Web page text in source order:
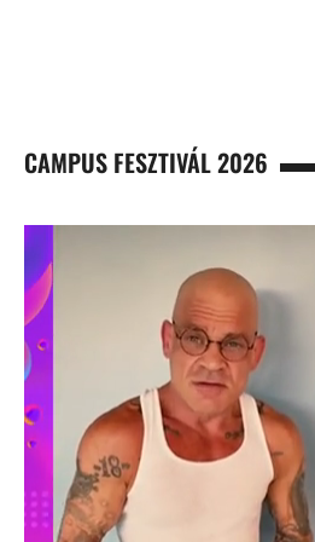
CAMPUS FESZTIVÁL 2026